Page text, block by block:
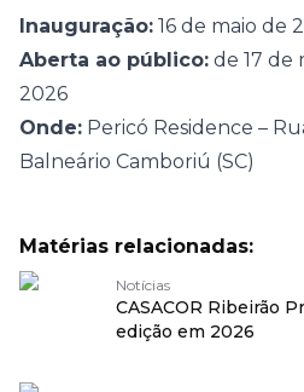
Inauguração: 16 de maio de
Aberta ao público: de 17 de
2026
Onde: Pericó Residence –
Balneário Camboriú (SC)
Matérias relacionadas:
Notícias
CASACOR Ribeirão
edição em 2026